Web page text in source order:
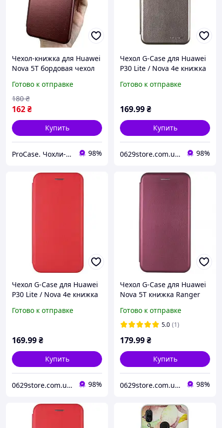
Чехол-книжка для Huawei
Nova 5T бордовая чехол
карт
Готово к отправке
162₴
180 ₴
Купить
ProCase. Чохли-книжки 98%
Чехол G-Case для Huawei
P30 Lite / Nova 4e книжка
Grey
Готово к отправке
169.99₴
Купить
0629store.com.ua - Интернет магазин чехлов и защитных стекол для смартфонов 98%
Чехол G-Case для Huawei
P30 Lite / Nova 4e книжка
Red
Готово к отправке
169.99₴
Купить
0629store.com.ua - Интернет магазин чехлов и защитных стекол для смартфонов 98%
Чехол G-Case для Huawei
Nova 5T книжка Ranger
Готово к отправке
5.0 (1)
179.99₴
Купить
0629store.com.ua - Интернет магазин чехлов и защитных стекол для смартфонов 98%